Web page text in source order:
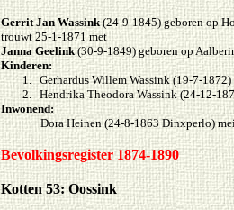
Gerrit Jan Wassink(24-9-1845) geboren op
trouwt 25-1-1871 met
Janna Geelink(30-9-1849) geboren op
Kinderen:
1. Gerhardus Willem Wassink (19-7-1872)
2. Hendrika Theodora Wassink (24-12-
Inwonend:
·
Dora Heinen (24-8-1863 Dinxperlo)
Bevolkingsregister 1874-1890
Kotten 53: Oossink